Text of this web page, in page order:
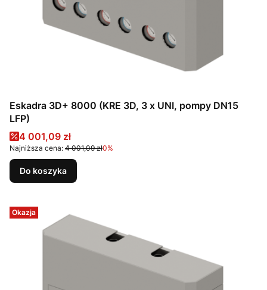
Eskadra 3D+ 8000 (KRE 3D, 3 x UNI, pompy DN15
LFP)
Cena promocyjna
4 001,09 zł
Najniższa cena: 4 001,09 zł0%
Do koszyka
Okazja